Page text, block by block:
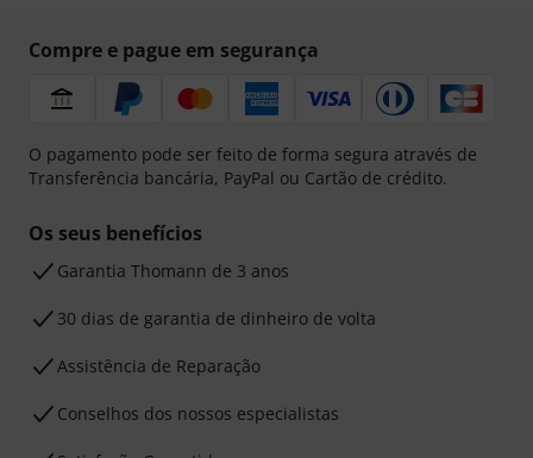
Compre e pague em segurança
O pagamento pode ser feito de forma segura através de
Transferência bancária, PayPal ou Cartão de crédito.
Os seus benefícios
Garantia Thomann de 3 anos
30 dias de garantia de dinheiro de volta
Assistência de Reparação
Conselhos dos nossos especialistas